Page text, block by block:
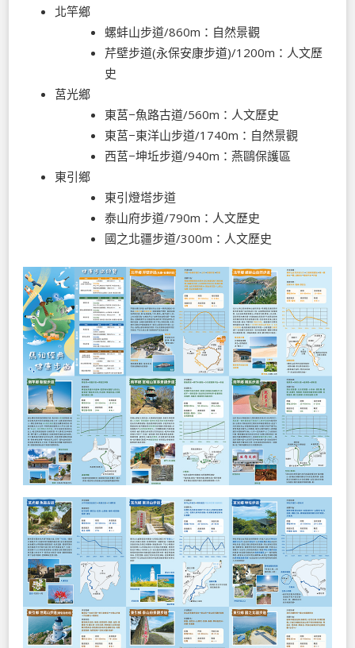
北竿鄉
螺蚌山步道/860m：自然景觀
芹壁步道(永保安康步道)/1200m：人文歷
史
莒光鄉
東莒−魚路古道/560m：人文歷史
東莒−東洋山步道/1740m：自然景觀
西莒−坤坵步道/940m：燕鷗保護區
東引鄉
東引燈塔步道
泰山府步道/790m：人文歷史
國之北疆步道/300m：人文歷史